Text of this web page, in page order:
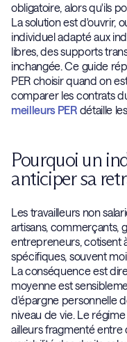
obligatoire, alors qu'ils
La solution est d'ouvrir,
individuel adapté aux
libres, des supports
inchangée. Ce guide
PER choisir quand on
comparer les contrats
meilleurs PERdétaille
Pourquoi un
anticiper sa
Les travailleurs non
artisans, commerçants,
entrepreneurs, cotisent
spécifiques, souvent
La conséquence est
moyenne est
d'épargne personnelle
niveau de vie. Le
ailleurs fragmenté entre